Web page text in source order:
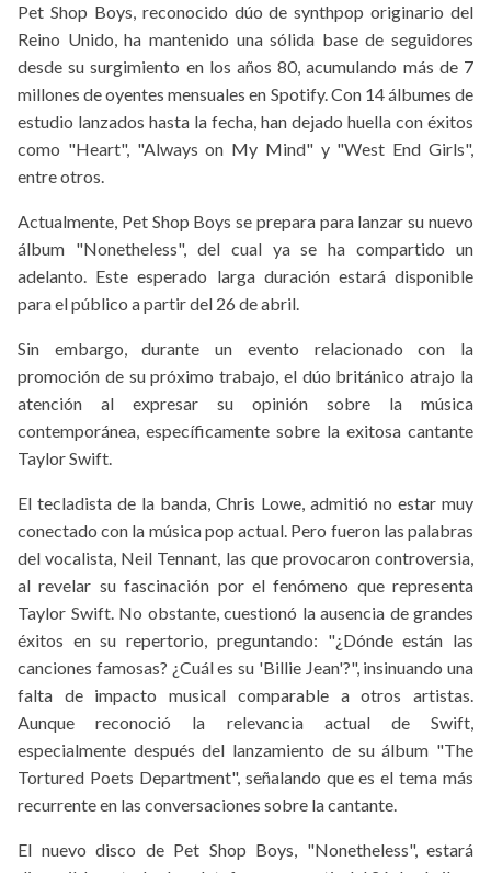
Pet Shop Boys, reconocido dúo de synthpop originario del
Reino Unido, ha mantenido una sólida base de seguidores
desde su surgimiento en los años 80, acumulando más de 7
millones de oyentes mensuales en Spotify. Con 14 álbumes de
estudio lanzados hasta la fecha, han dejado huella con éxitos
como "Heart", "Always on My Mind" y "West End Girls",
entre otros.
Actualmente, Pet Shop Boys se prepara para lanzar su nuevo
álbum "Nonetheless", del cual ya se ha compartido un
adelanto. Este esperado larga duración estará disponible
para el público a partir del 26 de abril.
Sin embargo, durante un evento relacionado con la
promoción de su próximo trabajo, el dúo británico atrajo la
atención al expresar su opinión sobre la música
contemporánea, específicamente sobre la exitosa cantante
Taylor Swift.
El tecladista de la banda, Chris Lowe, admitió no estar muy
conectado con la música pop actual. Pero fueron las palabras
del vocalista, Neil Tennant, las que provocaron controversia,
al revelar su fascinación por el fenómeno que representa
Taylor Swift. No obstante, cuestionó la ausencia de grandes
éxitos en su repertorio, preguntando: "¿Dónde están las
canciones famosas? ¿Cuál es su 'Billie Jean'?", insinuando una
falta de impacto musical comparable a otros artistas.
Aunque reconoció la relevancia actual de Swift,
especialmente después del lanzamiento de su álbum "The
Tortured Poets Department", señalando que es el tema más
recurrente en las conversaciones sobre la cantante.
El nuevo disco de Pet Shop Boys, "Nonetheless", estará